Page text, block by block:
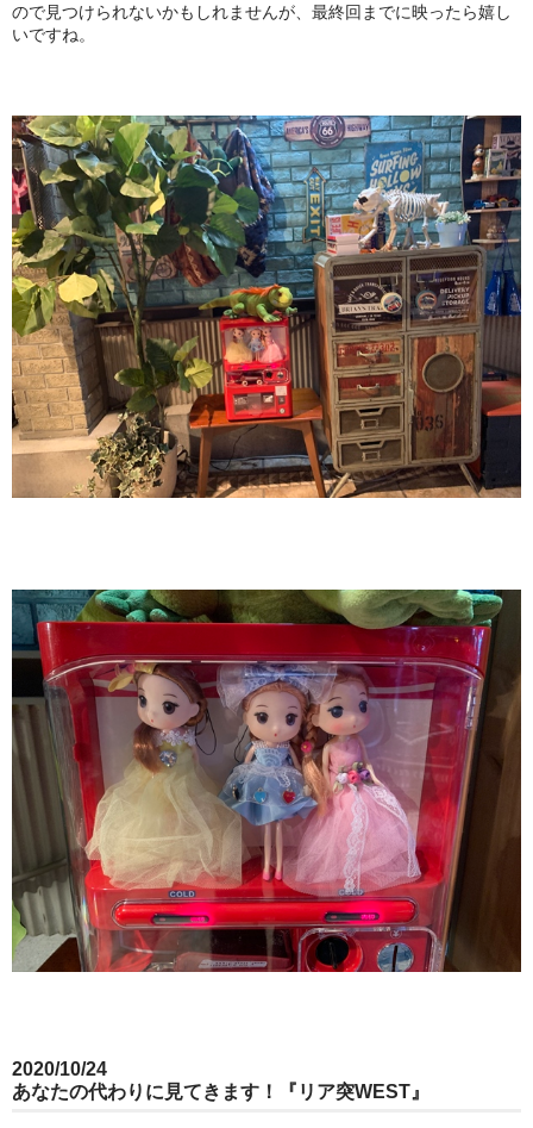
ので見つけられないかもしれませんが、最終回までに映ったら嬉し
いですね。
2020/10/24
あなたの代わりに見てきます！『リア突WEST』